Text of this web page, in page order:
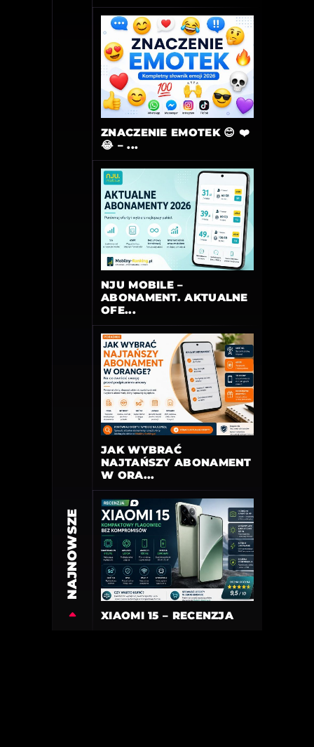
NAJNOWSZE
ZNACZENIE EMOTEK 😊 ❤️
😂 – ...
NJU MOBILE –
ABONAMENT. AKTUALNE
OFE...
JAK WYBRAĆ
NAJTAŃSZY ABONAMENT
W ORA...
XIAOMI 15 – RECENZJA